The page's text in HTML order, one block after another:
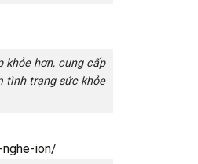
hơn, cung cấp
tình trạng sức khỏe